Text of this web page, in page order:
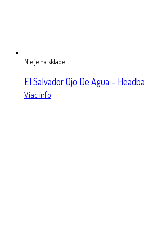
Nie je na sklade
El Salvador Ojo De Agua –
Viac info